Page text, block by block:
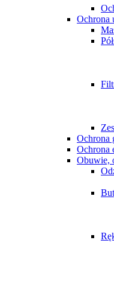
Ochrona
Ochrona
Ochrona
Obuwie,